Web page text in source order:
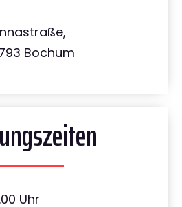
Bochum
Uhr